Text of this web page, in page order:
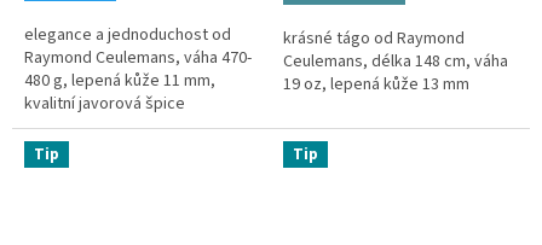
elegance a jednoduchost od
Raymond Ceulemans, váha 470-
480 g, lepená kůže 11 mm,
kvalitní javorová špice
krásné tágo od Raymond
Ceulemans, délka 148 cm, váha
19 oz, lepená kůže 13 mm
Tip Tip